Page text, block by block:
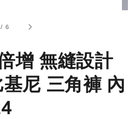
/ 6
增 無縫設計
尼 三角褲 內